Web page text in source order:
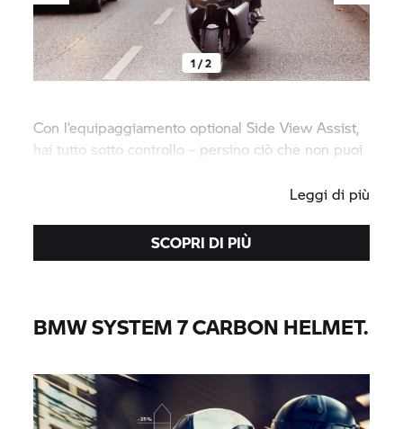
1 / 2
Con l’equipaggiamento optional Side View Assist,
hai tutto sotto controllo – persino ciò che non puoi
Leggi di più
SCOPRI DI PIÙ
BMWSYSTEM 7CARBON HELMET.